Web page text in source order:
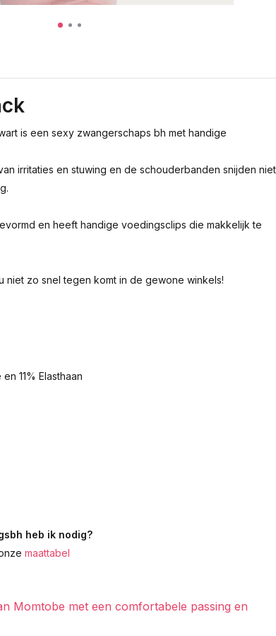
is een sexy zwangerschaps bh met handige
irritaties en stuwing en de schouderbanden snijden niet
en heeft handige voedingsclips die makkelijk te
niet zo snel tegen komt in de gewone winkels!
11% Elasthaan
heb ik nodig?
maattabel
Momtobe met een comfortabele passing en